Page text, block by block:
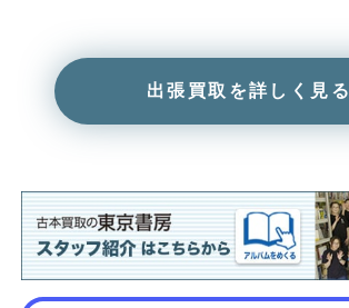
出張買取を詳しく見る